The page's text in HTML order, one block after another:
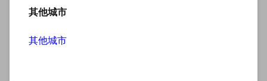
invade
其他城市
其他城市